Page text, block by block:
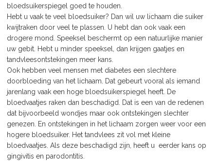
bloedsuikerspiegel goed te houden.
Hebt u vaak te veel bloedsuiker? Dan wil uw lichaam die suiker
kwijtraken door veel te plassen. U hebt dan ook vaak een
drogere mond. Speeksel beschermt op een natuurlijke manier
uw gebit. Hebt u minder speeksel, dan krijgen gaatjes en
tandvleesontstekingen meer kans.
Ook hebben veel mensen met diabetes een slechtere
doorbloeding van het lichaam. Dat gebeurt vooral als iemand
jarenlang vaak een hoge bloedsuikerspiegel heeft. De
bloedvaatjes raken dan beschadigd. Dat is een van de redenen
dat bijvoorbeeld wondjes maar ook ontstekingen slechter
genezen. En ontstekingen in het lichaam zorgen weer voor een
hogere bloedsuiker. Het tandvlees zit vol met kleine
bloedvaatjes. Als deze beschadigd zijn, heeft u eerder kans op
gingivitis en parodontitis.